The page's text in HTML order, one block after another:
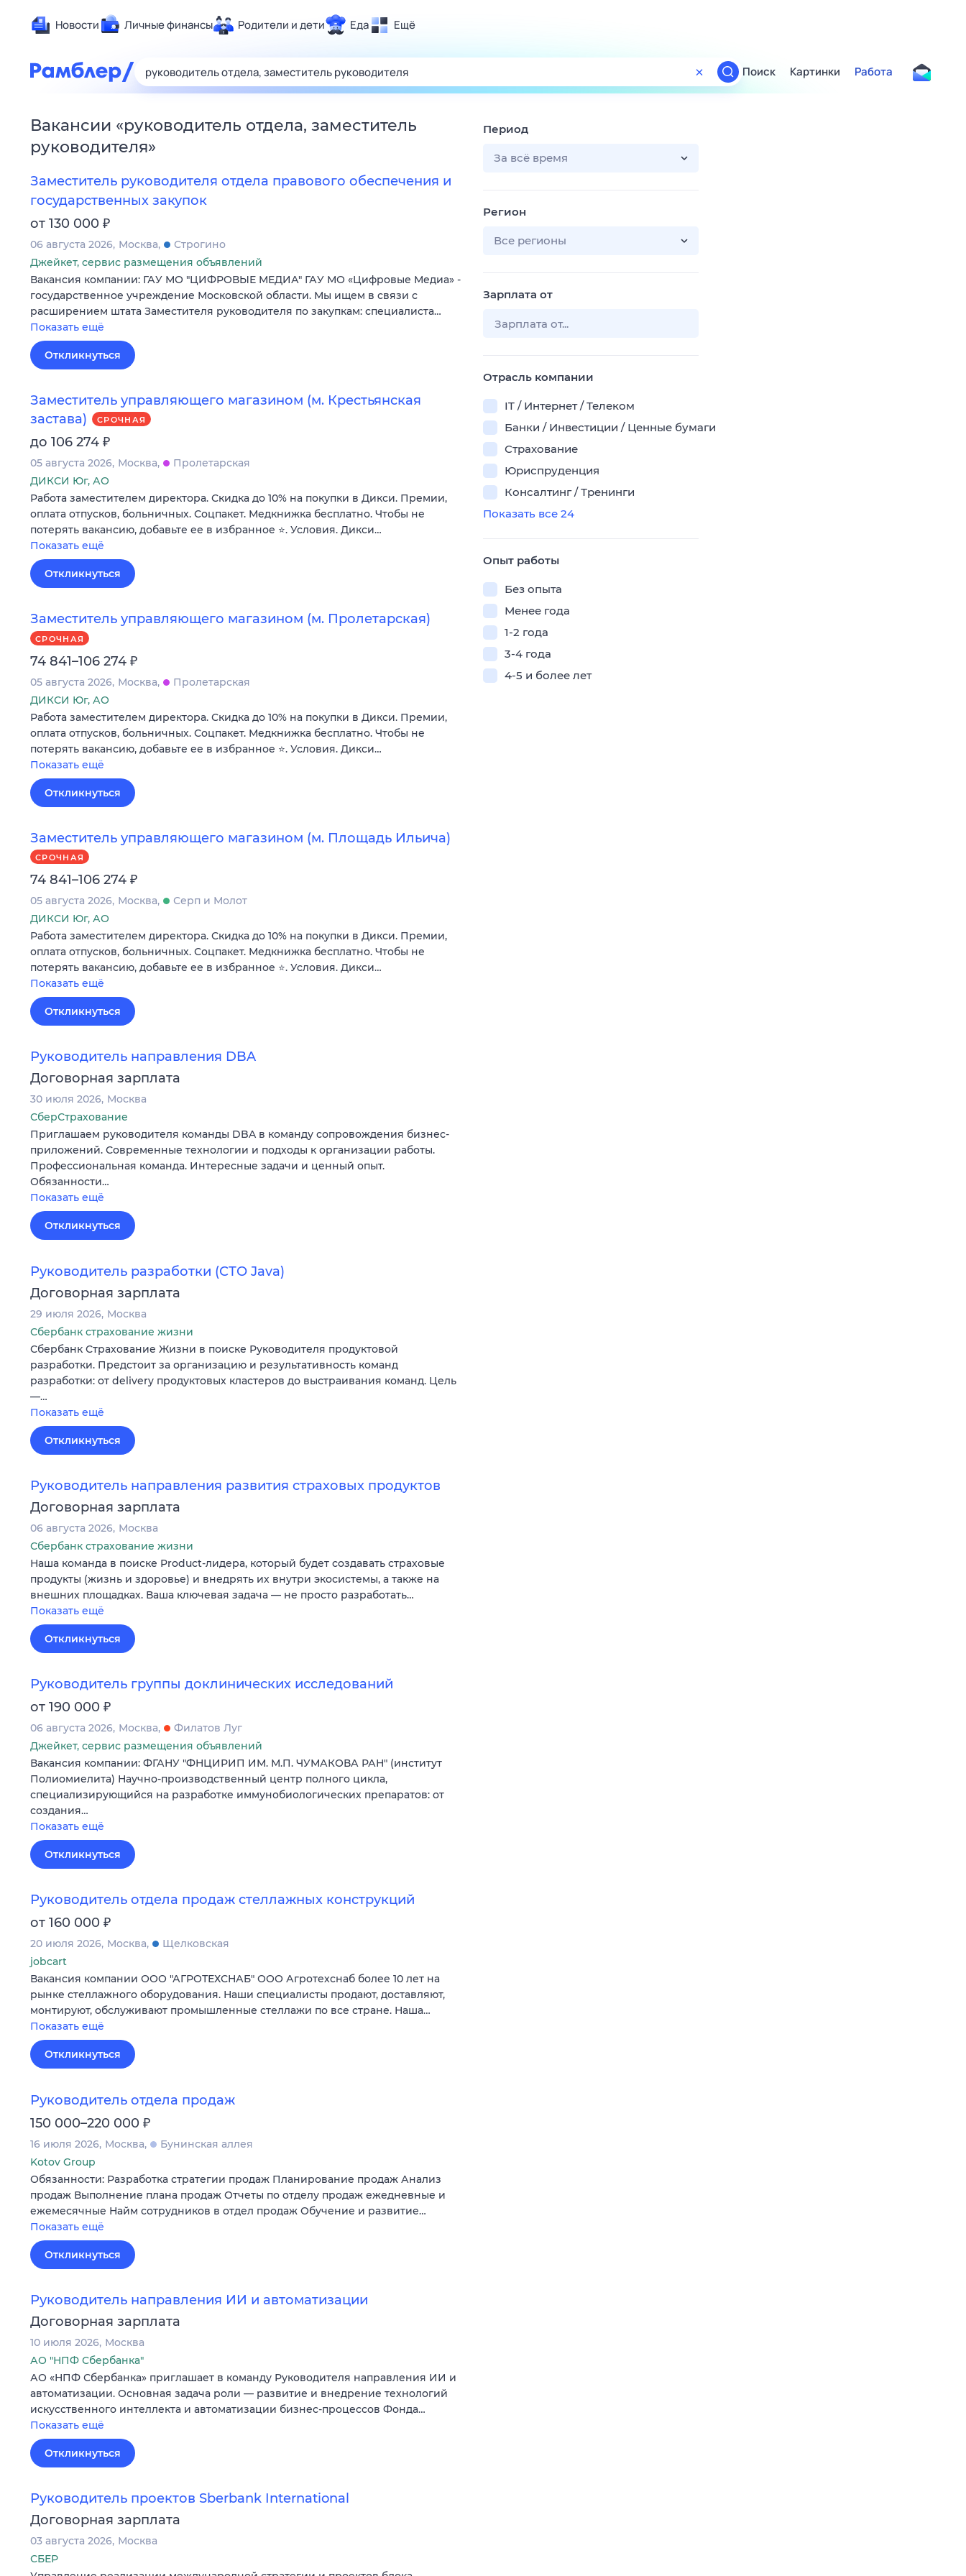
Новости Личные финансы Родители и дети Еда Ещё
Здоровье
Развлечения и отдых
Спорт
Авто
Поиск
ТВ-программа
Поиск Картинки Работа
Вакансии «руководитель отдела, заместитель
руководителя»
Заместитель руководителя отдела правового обеспечения и
государственных закупок
от 130 000 ₽
06 августа 2026 Москва
Строгино
Джейкет, сервис размещения объявлений
Вакансия компании: ГАУ МО "ЦИФРОВЫЕ МЕДИА" ГАУ МО «Цифровые Медиа» -
государственное учреждение Московской области. Мы ищем в связи с
расширением штата Заместителя руководителя по закупкам: специалиста…
Показать ещё
Откликнуться
Заместитель управляющего магазином (м. Крестьянская
застава)
СРОЧНАЯ
до 106 274 ₽
05 августа 2026 Москва
Пролетарская
ДИКСИ Юг, АО
Работа заместителем директора. Скидка до 10% на покупки в Дикси. Премии,
оплата отпусков, больничных. Соцпакет. Медкнижка бесплатно. Чтобы не
потерять вакансию, добавьте ее в избранное ⭐. Условия. Дикси…
Показать ещё
Откликнуться
Заместитель управляющего магазином (м. Пролетарская)
СРОЧНАЯ
74 841–106 274 ₽
05 августа 2026 Москва
Пролетарская
ДИКСИ Юг, АО
Работа заместителем директора. Скидка до 10% на покупки в Дикси. Премии,
оплата отпусков, больничных. Соцпакет. Медкнижка бесплатно. Чтобы не
потерять вакансию, добавьте ее в избранное ⭐. Условия. Дикси…
Показать ещё
Откликнуться
Заместитель управляющего магазином (м. Площадь Ильича)
СРОЧНАЯ
74 841–106 274 ₽
05 августа 2026 Москва
Серп и Молот
ДИКСИ Юг, АО
Работа заместителем директора. Скидка до 10% на покупки в Дикси. Премии,
оплата отпусков, больничных. Соцпакет. Медкнижка бесплатно. Чтобы не
потерять вакансию, добавьте ее в избранное ⭐. Условия. Дикси…
Показать ещё
Откликнуться
Руководитель направления DBA
Договорная зарплата
30 июля 2026 Москва
СберСтрахование
Приглашаем руководителя команды DBA в команду сопровождения бизнес-
приложений. Современные технологии и подходы к организации работы.
Профессиональная команда. Интересные задачи и ценный опыт.
Обязанности…
Показать ещё
Откликнуться
Руководитель разработки (СТО Java)
Договорная зарплата
29 июля 2026 Москва
Сбербанк страхование жизни
Сбербанк Страхование Жизни в поиске Руководителя продуктовой
разработки. Предстоит за организацию и результативность команд
разработки: от delivery продуктовых кластеров до выстраивания команд. Цель
—…
Показать ещё
Откликнуться
Руководитель направления развития страховых продуктов
Договорная зарплата
06 августа 2026 Москва
Сбербанк страхование жизни
Наша команда в поиске Product-лидера, который будет создавать страховые
продукты (жизнь и здоровье) и внедрять их внутри экосистемы, а также на
внешних площадках. Ваша ключевая задача — не просто разработать…
Показать ещё
Откликнуться
Руководитель группы доклинических исследований
от 190 000 ₽
06 августа 2026 Москва
Филатов Луг
Джейкет, сервис размещения объявлений
Вакансия компании: ФГАНУ "ФНЦИРИП ИМ. М.П. ЧУМАКОВА РАН" (институт
Полиомиелита) Научно-производственный центр полного цикла,
специализирующийся на разработке иммунобиологических препаратов: от
создания…
Показать ещё
Откликнуться
Руководитель отдела продаж стеллажных конструкций
от 160 000 ₽
20 июля 2026 Москва
Щелковская
jobcart
Вакансия компании ООО "АГРОТЕХСНАБ" ООО Агротехснаб более 10 лет на
рынке стеллажного оборудования. Наши специалисты продают, доставляют,
монтируют, обслуживают промышленные стеллажи по все стране. Наша…
Показать ещё
Откликнуться
Руководитель отдела продаж
150 000–220 000 ₽
16 июля 2026 Москва
Бунинская аллея
Kotov Group
Обязанности: Разработка стратегии продаж Планирование продаж Анализ
продаж Выполнение плана продаж Отчеты по отделу продаж ежедневные и
ежемесячные Найм сотрудников в отдел продаж Обучение и развитие…
Показать ещё
Откликнуться
Руководитель направления ИИ и автоматизации
Договорная зарплата
10 июля 2026 Москва
АО "НПФ Сбербанка"
АО «НПФ Сбербанка» приглашает в команду Руководителя направления ИИ и
автоматизации. Основная задача роли — развитие и внедрение технологий
искусственного интеллекта и автоматизации бизнес-процессов Фонда…
Показать ещё
Откликнуться
Руководитель проектов Sberbank International
Договорная зарплата
03 августа 2026 Москва
СБЕР
Период
За всё время
Регион
Все регионы
Зарплата от
Отрасль компании
IT / Интернет / Телеком
Банки / Инвестиции / Ценные бумаги
Страхование
Юриспруденция
Консалтинг / Тренинги
Показать все 24
Опыт работы
Без опыта
Менее года
1-2 года
3-4 года
4-5 и более лет